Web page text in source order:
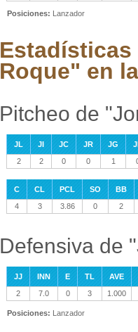
Posiciones: Lanzador
Roque" en
Pitcheo de
JL JI JC JR JG
2
2 0 0 1
C CL PCL SO
BB
4
3 3.86 0 2
Defensiva de
JJ INN E TL
AVE
2
7.0 0 3 1.000
Posiciones: Lanzador